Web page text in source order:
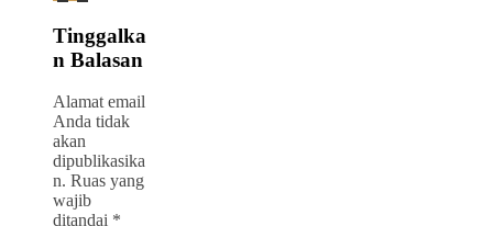
Tinggalka
n Balasan
Alamat email
Anda tidak
akan
dipublikasika
n. Ruas yang
wajib
ditandai *